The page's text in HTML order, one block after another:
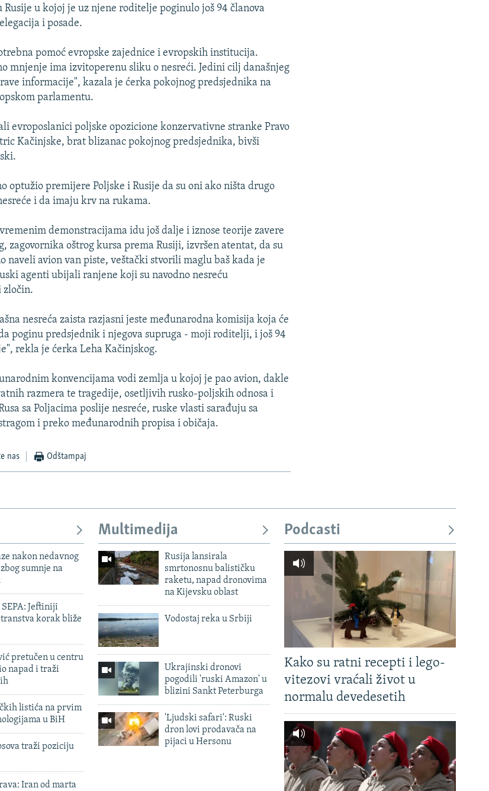
Rusije u kojoj je uz njene roditelje poginulo još 94 članova
i posade.
pomoć evropske zajednice i evropskih institucija.
mnjenje ima izvitoperenu sliku o nesreći. Jedini cilj današnjeg
informacije", kazala je ćerka pokojnog predsjednika na
parlamentu.
evroposlanici poljske opozicione konzervativne stranke Pravo
Kačinjske, brat blizanac pokojnog predsjednika, bivši
optužio premijere Poljske i Rusije da su oni ako ništa drugo
i da imaju krv na rukama.
demonstracijama idu još dalje i iznose teorije zavere
zagovornika oštrog kursa prema Rusiji, izvršen atentat, da su
naveli avion van piste, veštački stvorili maglu baš kada je
agenti ubijali ranjene koji su navodno nesreću
zločin.
nesreća zaista razjasni jeste međunarodna komisija koja će
poginu predsjednik i njegova supruga - moji roditelji, i još 94
rekla je ćerka Leha Kačinjskog.
konvencijama vodi zemlja u kojoj je pao avion, dakle
razmera te tragedije, osetljivih rusko-poljskih odnosa i
sa Poljacima poslije nesreće, ruske vlasti sarađuju sa
i preko međunarodnih propisa i običaja.
nas Odštampaj
nakon nedavnog
sumnje na
Jeftiniji
korak bliže
pretučen u centru
napad i traži
listića na prvim
u BiH
traži poziciju
Iran od marta
Multimedija
Rusija lansirala
smrtonosnu balističku
raketu, napad dronovima
na Kijevsku oblast
Vodostaj reka u Srbiji
Ukrajinski dronovi
pogodili 'ruski Amazon' u
blizini Sankt Peterburga
'Ljudski safari': Ruski
dron lovi prodavača na
pijaci u Hersonu
Podcasti
Kako su ratni recepti i lego-
vitezovi vraćali život u
normalu devedesetih